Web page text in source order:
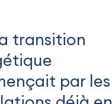
transition
par les